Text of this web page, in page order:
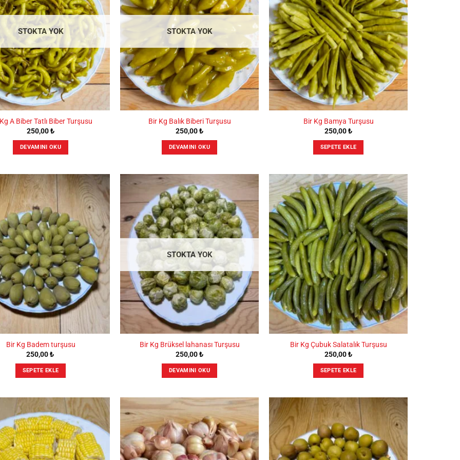
ürün
sayfasından
seçilebilir
ürün
sayfasından
seçilebilir
ürün
sayfasından
seçilebilir
STOKTA YOK
A Biber Tatlı Biber Turşusu
250,00₺
DEVAMINI OKU
STOKTA YOK
Bir Kg Balık Biberi Turşusu
250,00₺
DEVAMINI OKU
Bir Kg Bamya Turşusu
250,00₺
SEPETE EKLE
Bir Kg Badem turşusu
250,00₺
SEPETE EKLE
STOKTA YOK
Bir Kg Brüksel lahanası Turşusu
250,00₺
DEVAMINI OKU
Bir Kg Çubuk Salatalık Turşusu
250,00₺
SEPETE EKLE